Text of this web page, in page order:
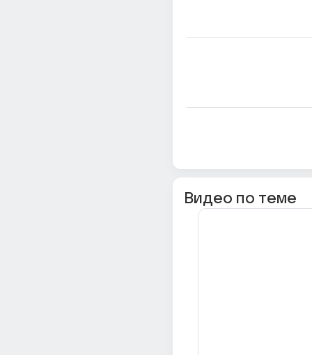
Видео по теме